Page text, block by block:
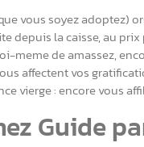
vous soyez adoptez)
depuis la caisse, au
de amassez,
affectent vos
vierge : encore vous
Guide